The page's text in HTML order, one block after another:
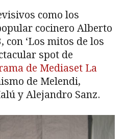
como los
cocinero Alberto
con ‘Los mitos de los
spot de
de Mediaset La
de Melendi,
y Alejandro Sanz.